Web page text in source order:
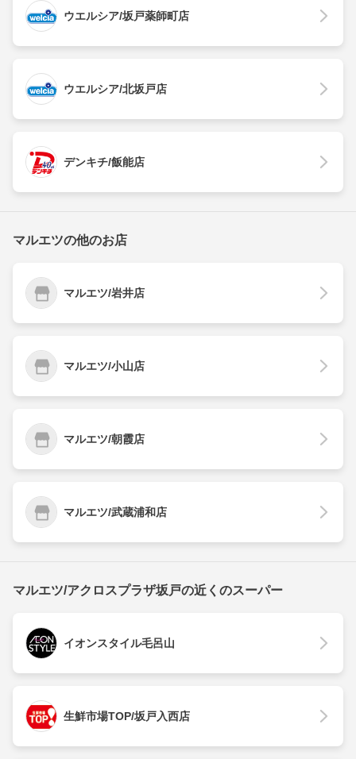
ウエルシア/坂戸薬師町店
ウエルシア/北坂戸店
デンキチ/飯能店
マルエツの他のお店
マルエツ/岩井店
マルエツ/小山店
マルエツ/朝霞店
マルエツ/武蔵浦和店
マルエツ/アクロスプラザ坂戸の近くのスーパー
イオンスタイル毛呂山
生鮮市場TOP/坂戸入西店